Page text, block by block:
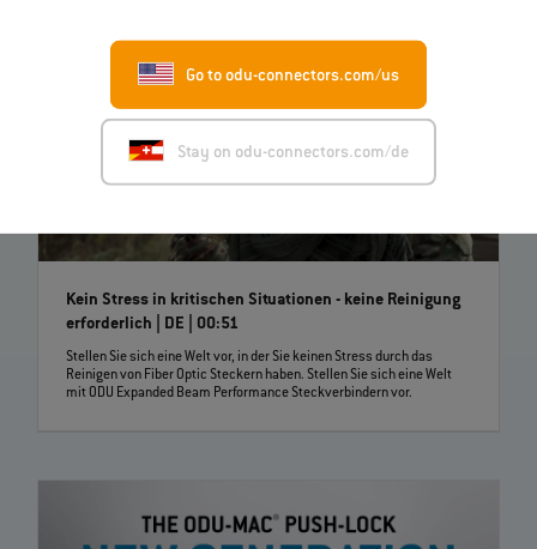
Go to odu-connectors.com/us
Stay on odu-connectors.com/de
Kein Stress in kritischen Situationen - keine Reinigung
erforderlich | DE | 00:51
Stellen Sie sich eine Welt vor, in der Sie keinen Stress durch das
Reinigen von Fiber Optic Steckern haben. Stellen Sie sich eine Welt
mit ODU Expanded Beam Performance Steckverbindern vor.